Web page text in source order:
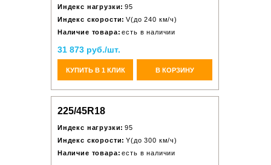
Индекс нагрузки: 95
Индекс скорости: V(до 240 км/ч)
Наличие товара: есть в наличии
31 873 руб./шт.
КУПИТЬ В 1 КЛИК В КОРЗИНУ
225/45R18
Индекс нагрузки: 95
Индекс скорости: Y(до 300 км/ч)
Наличие товара: есть в наличии